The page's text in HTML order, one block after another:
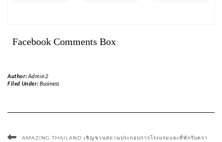
Facebook Comments Box
Author:Admin2
Filed Under:Business
AMAZING THAILAND เชิญชวนสถานประกอบการโรงแรมและที่พักรับตรา